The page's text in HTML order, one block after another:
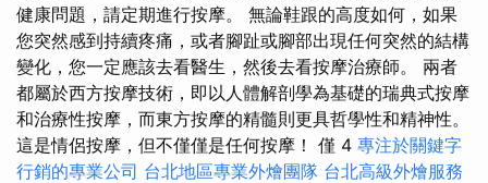
健康問題，請定期進行按摩。 無論鞋跟的高度如何，如果
您突然感到持續疼痛，或者腳趾或腳部出現任何突然的結構
變化，您一定應該去看醫生，然後去看按摩治療師。 兩者
都屬於西方按摩技術，即以人體解剖學為基礎的瑞典式按摩
和治療性按摩，而東方按摩的精髓則更具哲學性和精神性。
這是情侶按摩，但不僅僅是任何按摩！ 僅 4 專注於關鍵字
行銷的專業公司 台北地區專業外燴團隊 台北高級外燴服務